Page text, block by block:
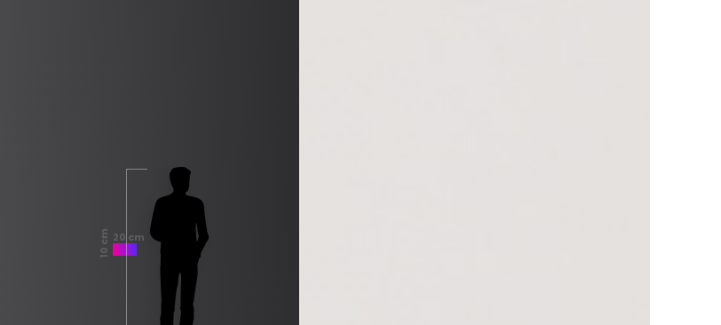
20 cm
10 cm